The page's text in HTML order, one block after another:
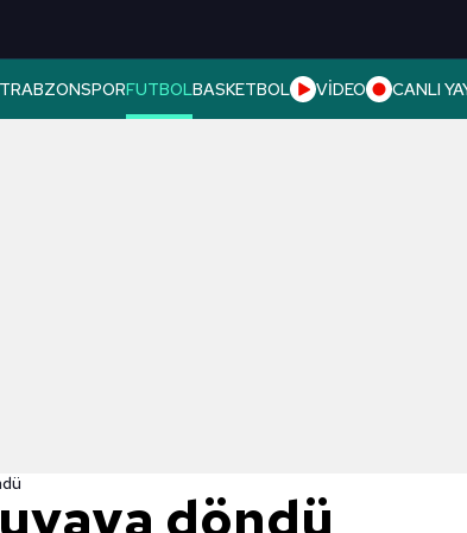
TRABZONSPORFUTBOLBASKETBOL VİDEO CANLI
döndü